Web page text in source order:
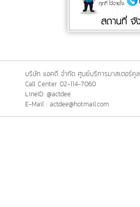
บริษัท แอคดี จำกัด ศูนย์บริการมาสเตอร์คูล
Call Center 02-114-7060
LineID: @actdee
E-Mail : actdee@hotmail.com